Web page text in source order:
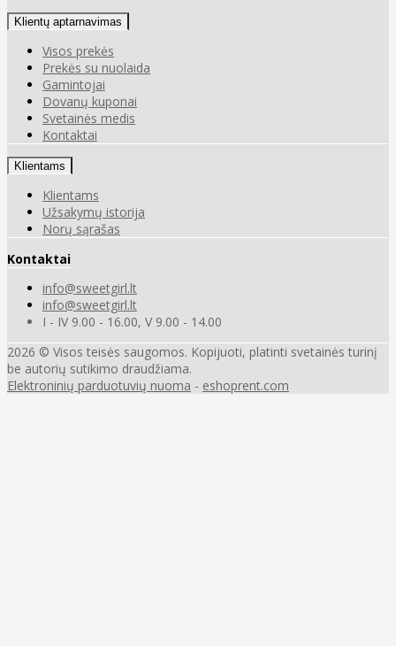
Klientų aptarnavimas
Visos prekės
Prekės su nuolaida
Gamintojai
Dovanų kuponai
Svetainės medis
Kontaktai
Klientams
Klientams
Užsakymų istorija
Norų sąrašas
Kontaktai
info@sweetgirl.lt
info@sweetgirl.lt
I - IV 9.00 - 16.00, V 9.00 - 14.00
2026 © Visos teisės saugomos. Kopijuoti, platinti svetainės turinį
be autorių sutikimo draudžiama.
Elektroninių parduotuvių nuoma - eshoprent.com